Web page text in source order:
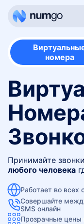
номера
Принимайте
любого человека
Работает во всех
Совершайте
SMS онлайн
Прозрачные цены